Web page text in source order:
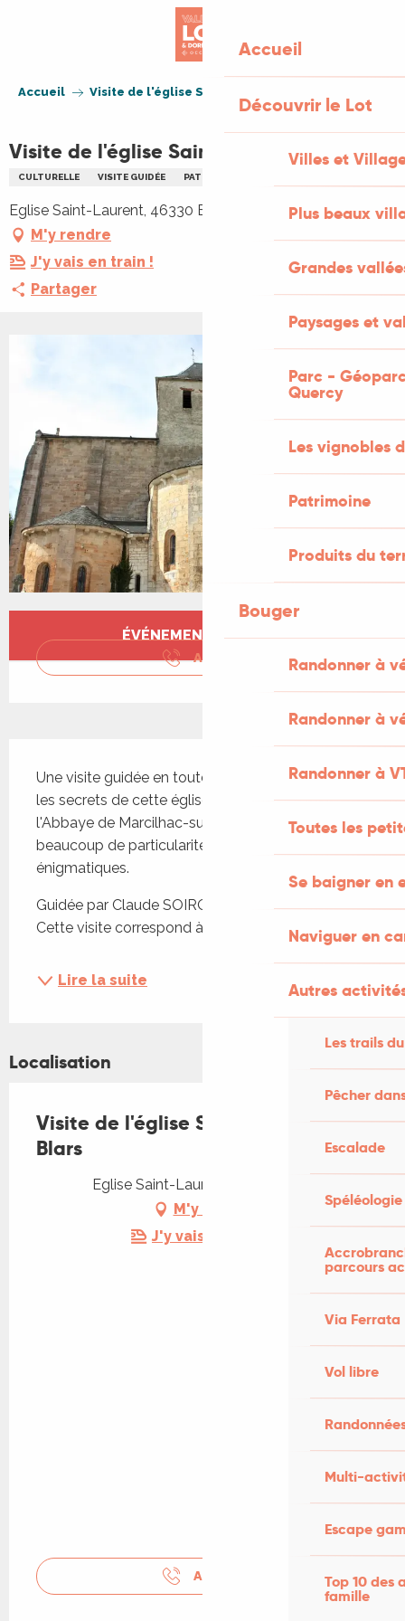
Accueil
Découvrir le Lot
Villes et
Plus beaux
Grandes
Paysages et
Parc -
Quercy
Les vignobles
Patrimoine
Produits du
Bouger
Randonner à
Randonner à
Randonner à
Toutes les
Se baigner en
Naviguer en
Autres
Les trails
Pêcher
Escalade
Spéléologie
parcours
Via Ferrata
Vol libre
Multi-
Escape
Top 10 des
famille
Accueil Visite de l'église Saint-Laurent de Blars
Visite de l'église Saint-Laurent de Blars
CULTURELLE VISITE GUIDÉE PATRIMOINE
Eglise Saint-Laurent, 46330 Blars
M'y rendre
J'y vais en train !
Partager
Ouverture et coordonnées
ÉVÉNEMENT TERMINÉ
APPELER
Une visite guidée en toute intimité pour découvrir
les secrets de cette église, un ancien prieuré de
l'Abbaye de Marcilhac-sur-Célé qui recèle
beaucoup de particularités, dont certaines très
énigmatiques.
Guidée par Claude SOIROT, architecte DPLG,
Cette visite correspond à la découverte et à...
Lire la suite
Localisation
Visite de l'église Saint-Laurent de
Blars
Eglise Saint-Laurent, 46330 Blars
M'y rendre
J'y vais en train !
APPELER